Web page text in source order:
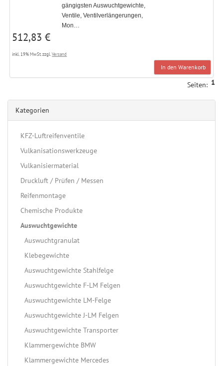
gängigsten Auswuchtgewichte,
Ventile, Ventilverlängerungen,
Mon…
512,83 €
inkl. 19% MwSt. zzgl.Versand
In den Warenkorb
1
Seiten:
Kategorien
KFZ-Luftreifenventile
Vulkanisationswerkzeuge
Vulkanisiermaterial
Druckluft / Prüfen / Messen
Reifenmontage
Chemische Produkte
Auswuchtgewichte
Auswuchtgranulat
Klebegewichte
Auswuchtgewichte Stahlfelge
Auswuchtgewichte F-LM Felgen
Auswuchtgewichte LM-Felge
Auswuchtgewichte J-LM Felgen
Auswuchtgewichte Transporter
Klammergewichte BMW
Klammergewichte Mercedes